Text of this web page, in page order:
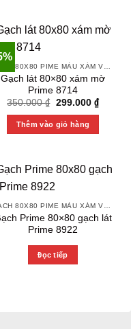
Gạch lát 80×80 xám mờ
Prime 8714
350.000₫ Original
was:
350.000 ₫.
299.000 ₫Current
price
Thêm vào giỏ hàng
Prime 80×80 gạch lát
Prime 8922
Đọc tiếp